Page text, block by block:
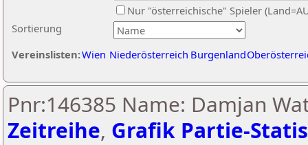
Sortierung
Nur "österreichische" Spieler
Vereinslisten:Wien Niederösterreich Burgenland
Pnr:146385 Name: Damjan
Zeitreihe, Grafik Partie-